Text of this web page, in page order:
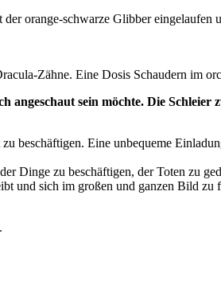
orange-schwarze Glibber eingelaufen
Zähne. Eine Dosis Schaudern im
angeschaut sein möchte. Die Schleier
beschäftigen. Eine unbequeme
Dinge zu beschäftigen, der Toten zu
und sich im großen und ganzen Bild zu